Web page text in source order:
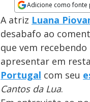
Adicione como fonte
Opens in new
A atriz Luana
desabafo ao
que vem recebendo
apresentar em
Portugal com seu
Cantos da Lua.